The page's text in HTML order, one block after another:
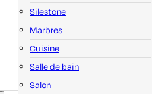
Silestone
Marbres
Cuisine
Salle de bain
Salon